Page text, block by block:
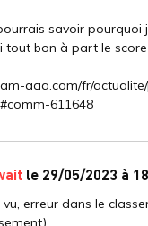
savoir pourquoi
tout bon à part le
aaa.com/fr/
611648
le 29/05/2023 à
vu, erreur dans le